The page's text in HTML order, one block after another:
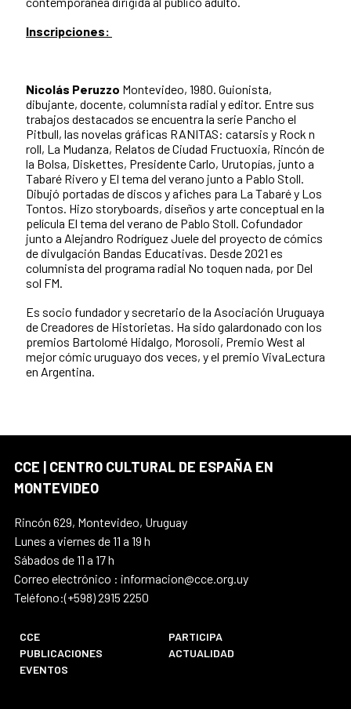
Inscripciones:
Nicolás Peruzzo Montevideo, 1980. Guionista,
dibujante, docente, columnista radial y editor. Entre sus
trabajos destacados se encuentra la serie Pancho el
Pitbull, las novelas gráficas RANITAS: catarsis y Rock n
roll, La Mudanza, Relatos de Ciudad Fructuoxia, Rincón de
la Bolsa, Diskettes, Presidente Carlo, Urutopías, junto a
Tabaré Rivero y El tema del verano junto a Pablo Stoll.
Dibujó portadas de discos y afiches para La Tabaré y Los
Tontos. Hizo storyboards, diseños y arte conceptual en la
película El tema del verano de Pablo Stoll. Cofundador
junto a Alejandro Rodríguez Juele del proyecto de cómics
de divulgación Bandas Educativas. Desde 2021 es
columnista del programa radial No toquen nada, por Del
sol FM.
Es socio fundador y secretario de la Asociación Uruguaya
de Creadores de Historietas. Ha sido galardonado con los
premios Bartolomé Hidalgo, Morosoli, Premio West al
mejor cómic uruguayo dos veces, y el premio VivaLectura
en Argentina.
CCE | CENTRO CULTURAL DE ESPAÑA EN
MONTEVIDEO
Rincón 629, Montevideo, Uruguay
Lunes a viernes de 11 a 19 h
Sábados de 11 a 17 h
Correo electrónico : informacion@cce.org.uy
Teléfono:(+598) 2915 2250
CCE
PARTICIPA
PUBLICACIONES
ACTUALIDAD
EVENTOS